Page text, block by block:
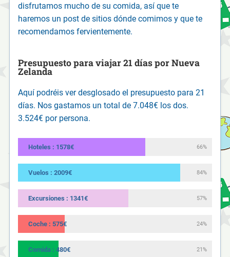
disfrutamos mucho de su comida, así que te
haremos un post de sitios dónde comimos y que te
recomendamos fervientemente.
Presupuesto para viajar 21 días por Nueva
Zelanda
Aquí podréis ver desglosado el presupuesto para 21
días. Nos gastamos un total de 7.048€ los dos.
3.524€ por persona.
Hoteles : 1578€ 66%
Vuelos : 2009€ 84%
Excursiones : 1341€ 57%
Coche : 575€ 24%
Comida : 480€ 21%